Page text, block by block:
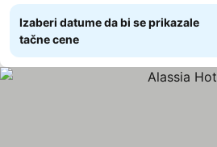
Izaberi datume da bi se prikazale
tačne cene